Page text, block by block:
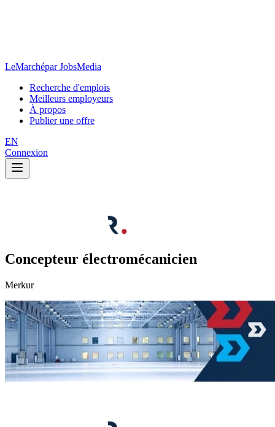
LeMarchépar JobsMedia
Recherche d'emplois
Meilleurs employeurs
À propos
Publier une offre
EN
Connexion
Concepteur électromécanicien
Merkur